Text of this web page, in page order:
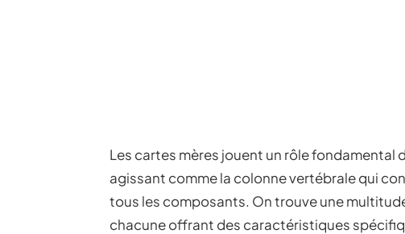
Les cartes mères jouent un rôle
agissant comme la colonne vertébrale qui
tous les composants. On trouve une
chacune offrant des caractéristiques